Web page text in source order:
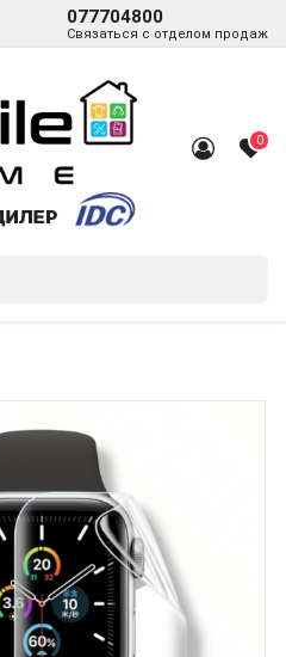
077704800
Связаться с отделом продаж
0